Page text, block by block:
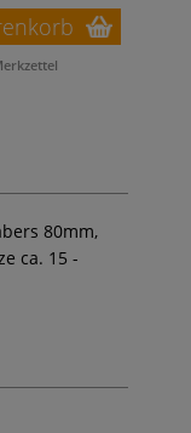
80mm,
ca. 15 -